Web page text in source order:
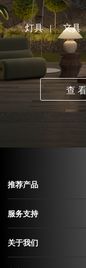
灯具 文具
查
推荐产品
服务支持
关于我们